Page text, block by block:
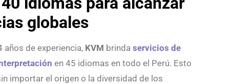
globales
años de experiencia, KVM brindaservicios de
en 45 idiomas en todo el Perú. Esto
importar el origen o la diversidad de los